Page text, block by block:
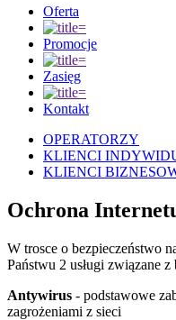
Oferta
Promocje
Zasięg
Kontakt
OPERATORZY
KLIENCI
KLIENCI
Ochrona
W trosce o bezpieczeństwo
Państwu 2 usługi związane
Antywirus - podstawowe
zagrożeniami z sieci